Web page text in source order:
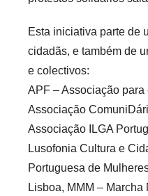
Esta iniciativa parte de
cidadãs, e também de
e colectivos:
APF – Associação
Associação
Associação ILGA
Lusofonia Cultura e
Portuguesa de
Lisboa, MMM –